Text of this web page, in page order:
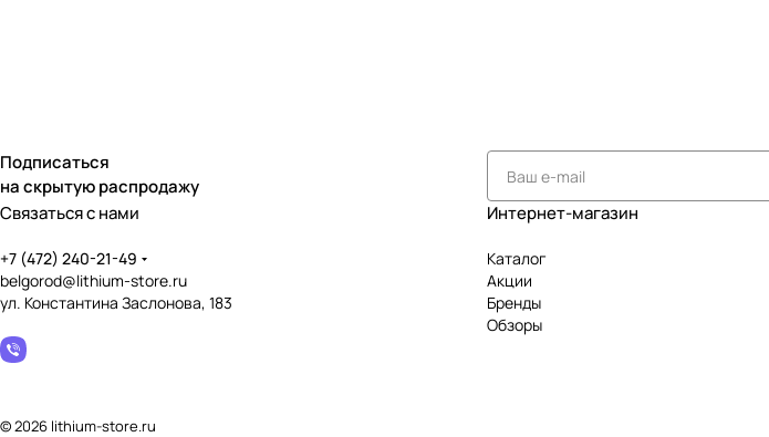
Подписаться
на скрытую распродажу
Связаться с нами
+7 (472) 240-21-49
belgorod@lithium-store.ru
ул. Константина Заслонова, 183
Интернет-магазин
Каталог
Акции
Бренды
Обзоры
© 2026 lithium-store.ru